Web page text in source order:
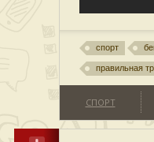
спорт
правильная
СПОРТ